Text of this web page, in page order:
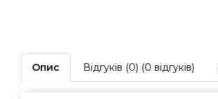
Опис Відгуків (0) (0 відгуків)